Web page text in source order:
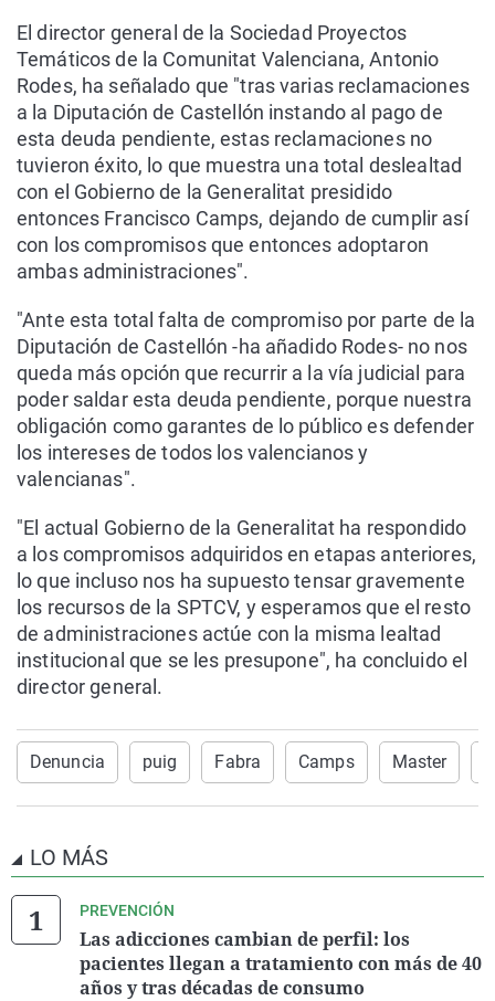
El director general de la Sociedad Proyectos
Temáticos de la Comunitat Valenciana, Antonio
Rodes, ha señalado que "tras varias reclamaciones
a la Diputación de Castellón instando al pago de
esta deuda pendiente, estas reclamaciones no
tuvieron éxito, lo que muestra una total deslealtad
con el Gobierno de la Generalitat presidido
entonces Francisco Camps, dejando de cumplir así
con los compromisos que entonces adoptaron
ambas administraciones".
"Ante esta total falta de compromiso por parte de la
Diputación de Castellón -ha añadido Rodes- no nos
queda más opción que recurrir a la vía judicial para
poder saldar esta deuda pendiente, porque nuestra
obligación como garantes de lo público es defender
los intereses de todos los valencianos y
valencianas".
"El actual Gobierno de la Generalitat ha respondido
a los compromisos adquiridos en etapas anteriores,
lo que incluso nos ha supuesto tensar gravemente
los recursos de la SPTCV, y esperamos que el resto
de administraciones actúe con la misma lealtad
institucional que se les presupone", ha concluido el
director general.
Denuncia puig Fabra Camps Master
LO MÁS
PREVENCIÓN
Las adicciones cambian de perfil: los
pacientes llegan a tratamiento con más de 40
años y tras décadas de consumo